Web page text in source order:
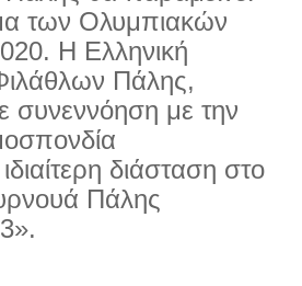
των Ολυμπιακών
Η Ελληνική
Πάλης,
με την
διάσταση στο
Πάλης